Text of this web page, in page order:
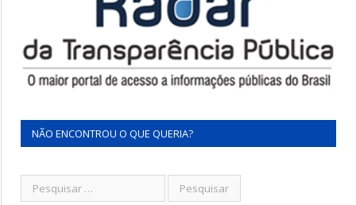
NÃO ENCONTROU O QUE QUERIA?